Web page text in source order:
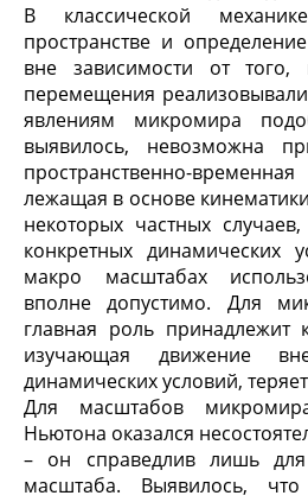
В классической
пространстве и
вне зависимости от
перемещения
явлениям микромира
выявилось, невозможна
пространственно-
лежащая в основе
некоторых частных
конкретных динамических
макро масштабах
вполне допустимо. Для
главная роль принадлежит
изучающая движение
динамических условий,
Для масштабов
Ньютона оказался
– он справедлив лишь
масштаба. Выявилось,